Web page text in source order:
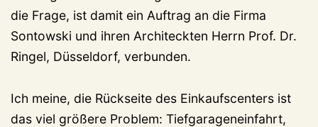
die Frage, ist damit ein Auftrag an die Firma
Sontowski und ihren Architeckten Herrn Prof. Dr.
Ringel, Düsseldorf, verbunden.
Ich meine, die Rückseite des Einkaufscenters ist
das viel größere Problem: Tiefgarageneinfahrt,